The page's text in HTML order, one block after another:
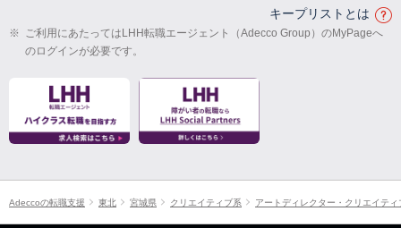
キープリストとは
※ ご利用にあたってはLHH転職エージェント（Adecco Group）のMyPageへ
のログインが必要です。
Adeccoの転職支援 東北 宮城県 クリエイティブ系 アートディレクター・クリエイテ